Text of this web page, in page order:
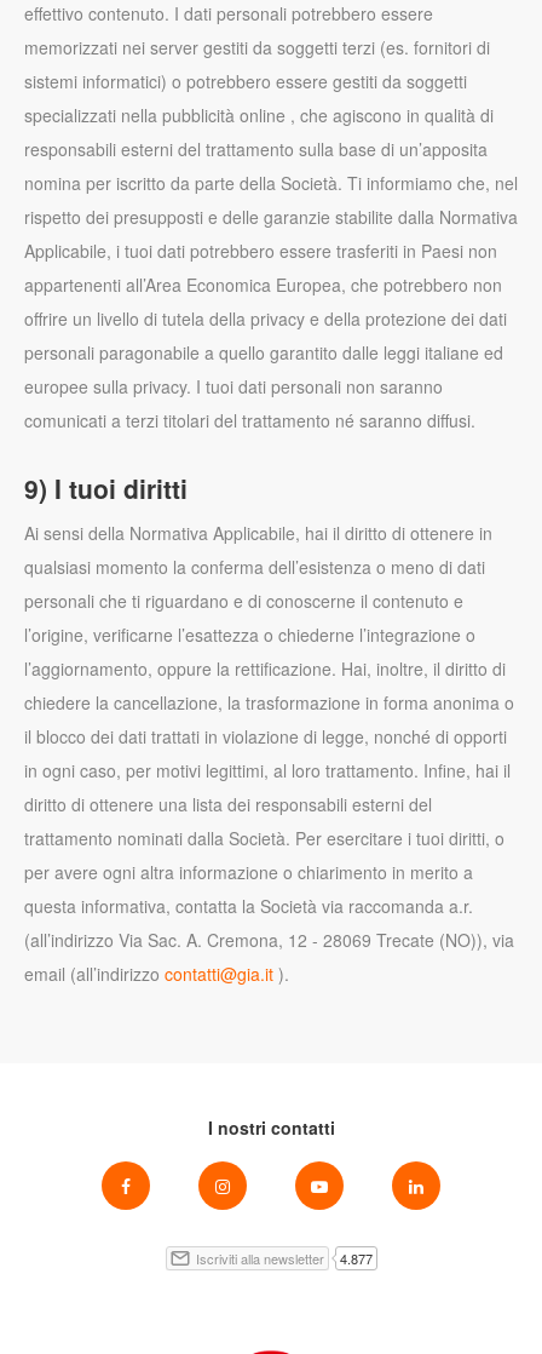
effettivo contenuto. I dati personali potrebbero essere
memorizzati nei server gestiti da soggetti terzi (es. fornitori di
sistemi informatici) o potrebbero essere gestiti da soggetti
specializzati nella pubblicità online , che agiscono in qualità di
responsabili esterni del trattamento sulla base di un’apposita
nomina per iscritto da parte della Società. Ti informiamo che, nel
rispetto dei presupposti e delle garanzie stabilite dalla Normativa
Applicabile, i tuoi dati potrebbero essere trasferiti in Paesi non
appartenenti all’Area Economica Europea, che potrebbero non
offrire un livello di tutela della privacy e della protezione dei dati
personali paragonabile a quello garantito dalle leggi italiane ed
europee sulla privacy. I tuoi dati personali non saranno
comunicati a terzi titolari del trattamento né saranno diffusi.
9) I tuoi diritti
Ai sensi della Normativa Applicabile, hai il diritto di ottenere in
qualsiasi momento la conferma dell’esistenza o meno di dati
personali che ti riguardano e di conoscerne il contenuto e
l’origine, verificarne l’esattezza o chiederne l’integrazione o
l’aggiornamento, oppure la rettificazione. Hai, inoltre, il diritto di
chiedere la cancellazione, la trasformazione in forma anonima o
il blocco dei dati trattati in violazione di legge, nonché di opporti
in ogni caso, per motivi legittimi, al loro trattamento. Infine, hai il
diritto di ottenere una lista dei responsabili esterni del
trattamento nominati dalla Società. Per esercitare i tuoi diritti, o
per avere ogni altra informazione o chiarimento in merito a
questa informativa, contatta la Società via raccomanda a.r.
(all’indirizzo Via Sac. A. Cremona, 12 - 28069 Trecate (NO)), via
email (all’indirizzo contatti@gia.it ).
I nostri contatti